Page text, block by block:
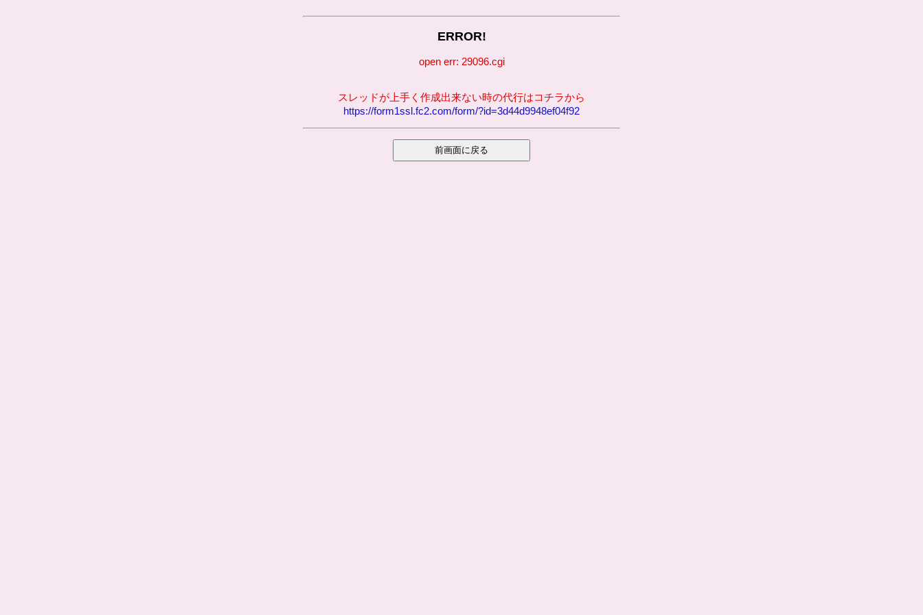
ERROR!
open err: 29096.cgi
スレッドが上手く作成出来ない時の代行はコチラから
https://form1ssl.fc2.com/form/?id=3d44d9948ef04f92